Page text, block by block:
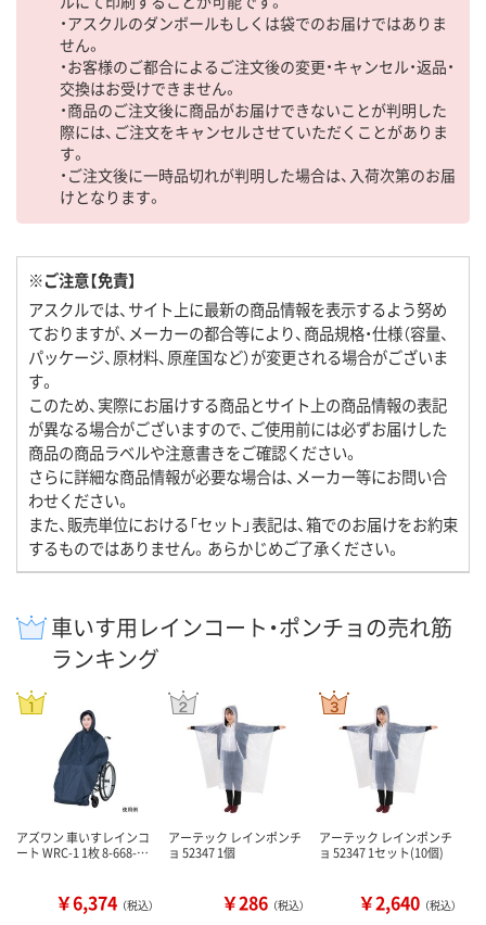
・アスクルのダンボールもしくは袋でのお届けではありま
せん。
・お客様のご都合によるご注文後の変更・キャンセル・返品・
交換はお受けできません。
・商品のご注文後に商品がお届けできないことが判明した
際には、ご注文をキャンセルさせていただくことがありま
す。
・ご注文後に一時品切れが判明した場合は、入荷次第のお届
けとなります。
※ご注意【免責】
アスクルでは、サイト上に最新の商品情報を表示するよう努め
ておりますが、メーカーの都合等により、商品規格・仕様（容量、
パッケージ、原材料、原産国など）が変更される場合がございま
す。
このため、実際にお届けする商品とサイト上の商品情報の表記
が異なる場合がございますので、ご使用前には必ずお届けした
商品の商品ラベルや注意書きをご確認ください。
さらに詳細な商品情報が必要な場合は、メーカー等にお問い合
わせください。
また、販売単位における「セット」表記は、箱でのお届けをお約束
するものではありません。あらかじめご了承ください。
車いす用レインコート・ポンチョの売れ筋
ランキング
アズワン 車いすレインコ
ート WRC-1 1枚 8-668-…
￥6,374 （税込）
アーテック レインポンチ
ョ 52347 1個
￥286 （税込）
アーテック レインポンチ
ョ 52347 1セット(10個)
￥2,640 （税込）